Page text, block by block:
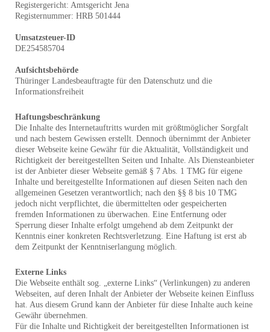
Registergericht: Amtsgericht Jena
Registernummer: HRB 501444
Umsatzsteuer-ID
DE254585704
Aufsichtsbehörde
Thüringer Landesbeauftragte für den Datenschutz und die
Informationsfreiheit
Haftungsbeschränkung
Die Inhalte des Internetauftritts wurden mit größtmöglicher Sorgfalt
und nach bestem Gewissen erstellt. Dennoch übernimmt der Anbieter
dieser Webseite keine Gewähr für die Aktualität, Vollständigkeit und
Richtigkeit der bereitgestellten Seiten und Inhalte. Als Diensteanbieter
ist der Anbieter dieser Webseite gemäß § 7 Abs. 1 TMG für eigene
Inhalte und bereitgestellte Informationen auf diesen Seiten nach den
allgemeinen Gesetzen verantwortlich; nach den §§ 8 bis 10 TMG
jedoch nicht verpflichtet, die übermittelten oder gespeicherten
fremden Informationen zu überwachen. Eine Entfernung oder
Sperrung dieser Inhalte erfolgt umgehend ab dem Zeitpunkt der
Kenntnis einer konkreten Rechtsverletzung. Eine Haftung ist erst ab
dem Zeitpunkt der Kenntniserlangung möglich.
Externe Links
Die Webseite enthält sog. „externe Links“ (Verlinkungen) zu anderen
Webseiten, auf deren Inhalt der Anbieter der Webseite keinen Einfluss
hat. Aus diesem Grund kann der Anbieter für diese Inhalte auch keine
Gewähr übernehmen.
Für die Inhalte und Richtigkeit der bereitgestellten Informationen ist